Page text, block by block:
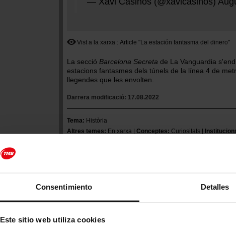
Consentimiento Detalles
Este sitio web utiliza cookies
Vist a la xarxa Article "La estación fantasma del dinero"
La secció Barcelona Secreta de La Vanguardia
estacions fantasmes dels túnels de la línea 4 de
llegendes que les envolten.
Darrera modificació 17.08.2022
Tema
Història
Altres temes
En xarxa Conceptes Curiositats
També et pot interessar...